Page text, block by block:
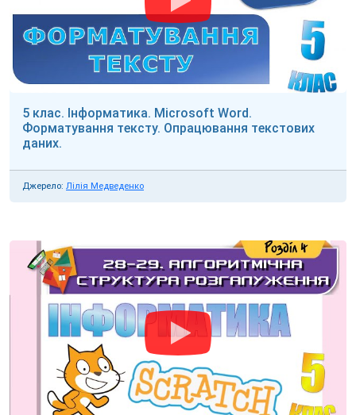
5 клас. Інформатика. Microsoft Word.
Форматування тексту. Опрацювання текстових
даних.
Джерело: Лілія Медведенко